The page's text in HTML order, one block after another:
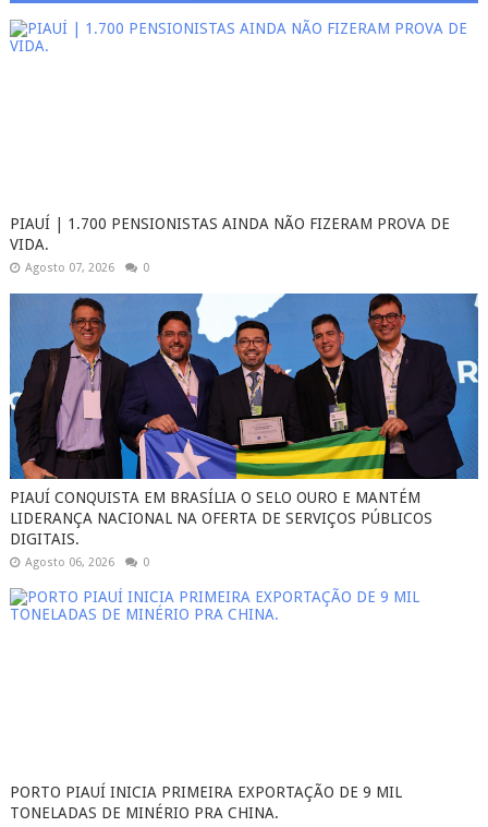
PIAUÍ | 1.700 PENSIONISTAS AINDA NÃO FIZERAM PROVA DE
VIDA.
Agosto 07, 2026 0
PIAUÍ CONQUISTA EM BRASÍLIA O SELO OURO E MANTÉM
LIDERANÇA NACIONAL NA OFERTA DE SERVIÇOS PÚBLICOS
DIGITAIS.
Agosto 06, 2026 0
PORTO PIAUÍ INICIA PRIMEIRA EXPORTAÇÃO DE 9 MIL
TONELADAS DE MINÉRIO PRA CHINA.